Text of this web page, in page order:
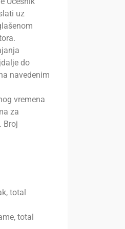
uz
do
navedenim
vremena
za
Broj
total
total